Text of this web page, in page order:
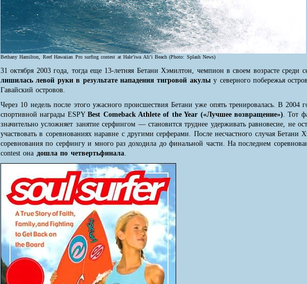
Bethany Hamilton, Reef Hawaiian Pro surfing contest at Hale’iwa Ali’i Beach (Photo: Splash News)
31 октября 2003 года, тогда еще 13-летняя Бетани Хэмилтон, чемпион в своем возрасте среди
лишилась левой руки в результате нападения тигровой акулыу северного побережья
Гавайский островов.
Через 10 недель после этого ужасного происшествия Бетани уже опять тренировалась. В 2004
спортивной награды ESPYBest Comeback Athlete of the Year («Лучшее возвращение»). Тот
значительно усложняет занятие серфингом — становится труднее удерживать равновесие, не
участвовать в соревнованиях наравне с другими серферами. После несчастного случая
соревнования по серфингу и много раз доходила до финальной части. На последнем
contest она дошла по четвертьфинала.